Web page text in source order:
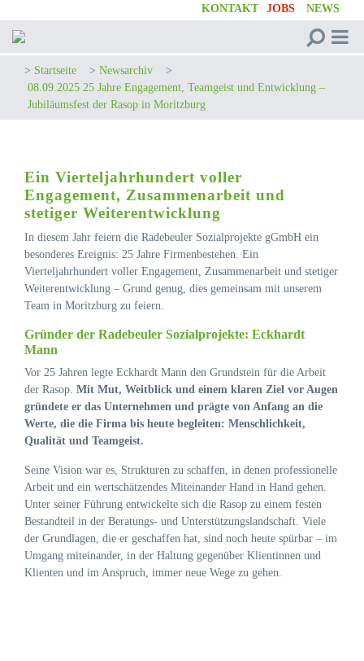
KONTAKT JOBS NEWS
> Startseite > Newsarchiv
>
08.09.2025 25 Jahre Engagement, Teamgeist und Entwicklung –
Jubiläumsfest der Rasop in Moritzburg
Ein Vierteljahrhundert voller
Engagement, Zusammenarbeit und
stetiger Weiterentwicklung
In diesem Jahr feiern die Radebeuler Sozialprojekte gGmbH ein
besonderes Ereignis: 25 Jahre Firmenbestehen. Ein
Vierteljahrhundert voller Engagement, Zusammenarbeit und stetiger
Weiterentwicklung – Grund genug, dies gemeinsam mit unserem
Team in Moritzburg zu feiern.
Gründer der Radebeuler Sozialprojekte: Eckhardt
Mann
Vor 25 Jahren legte Eckhardt Mann den Grundstein für die Arbeit
der Rasop. Mit Mut, Weitblick und einem klaren Ziel vor Augen
gründete er das Unternehmen und prägte von Anfang an die
Werte, die die Firma bis heute begleiten: Menschlichkeit,
Qualität und Teamgeist.
Seine Vision war es, Strukturen zu schaffen, in denen professionelle
Arbeit und ein wertschätzendes Miteinander Hand in Hand gehen.
Unter seiner Führung entwickelte sich die Rasop zu einem festen
Bestandteil in der Beratungs- und Unterstützungslandschaft. Viele
der Grundlagen, die er geschaffen hat, sind noch heute spürbar – im
Umgang miteinander, in der Haltung gegenüber Klientinnen und
Klienten und im Anspruch, immer neue Wege zu gehen.